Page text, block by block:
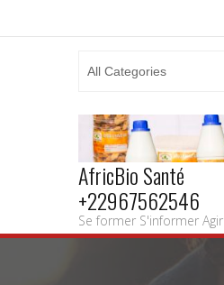
AfricBio Santé
+22967562546
Se former S'informer Agir